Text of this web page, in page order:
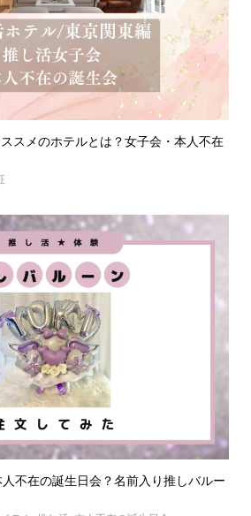
スメのホテルとは？女子会・本人不在
人不在の誕生日会？名前入り推しバルー